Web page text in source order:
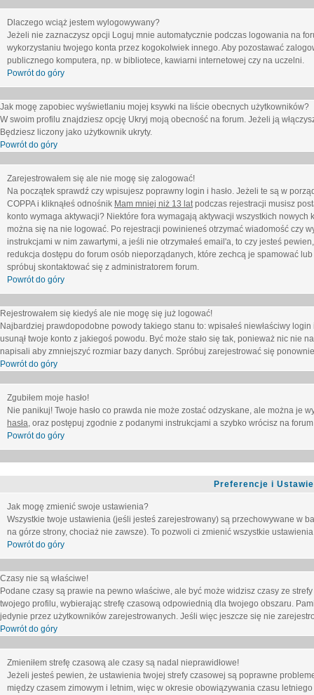
Dlaczego wciąż jestem wylogowywany?
Jeżeli nie zaznaczysz opcji Loguj mnie automatycznie podczas logowania na
wykorzystaniu twojego konta przez kogokolwiek innego. Aby pozostawać
publicznego komputera, np. w bibliotece, kawiarni internetowej czy na uczelni.
Powrót do góry
Jak mogę zapobiec wyświetlaniu mojej ksywki na liście obecnych użytkowników?
W swoim profilu znajdziesz opcję Ukryj moją obecność na forum. Jeżeli ją
Będziesz liczony jako użytkownik ukryty.
Powrót do góry
Zarejestrowałem się ale nie mogę się zalogować!
Na początek sprawdź czy wpisujesz poprawny login i hasło. Jeżeli te są w
COPPA i kliknąłeś odnośnik Mam mniej niż 13 latpodczas rejestracji musisz
konto wymaga aktywacji? Niektóre fora wymagają aktywacji wszystkich
można się na nie logować. Po rejestracji powinieneś otrzymać wiadomość czy
instrukcjami w nim zawartymi, a jeśli nie otrzymałeś email'a, to czy jesteś
redukcja dostępu do forum osób nieporządanych, które zechcą je spamować
spróbuj skontaktować się z administratorem forum.
Powrót do góry
Rejestrowałem się kiedyś ale nie mogę się już logować!
Najbardziej prawdopodobne powody takiego stanu to: wpisałeś niewłaściwy
usunął twoje konto z jakiegoś powodu. Być może stało się tak, ponieważ nic nie
napisali aby zmniejszyć rozmiar bazy danych. Spróbuj zarejestrować się
Powrót do góry
Zgubiłem moje hasło!
Nie panikuj! Twoje hasło co prawda nie może zostać odzyskane, ale można je
hasła, oraz postępuj zgodnie z podanymi instrukcjami a szybko wrócisz na forum
Powrót do góry
Preferencje i
Jak mogę zmienić swoje ustawienia?
Wszystkie twoje ustawienia (jeśli jesteś zarejestrowany) są przechowywane w
na górze strony, chociaż nie zawsze). To pozwoli ci zmienić wszystkie
Powrót do góry
Czasy nie są właściwe!
Podane czasy są prawie na pewno właściwe, ale być może widzisz czasy ze
twojego profilu, wybierając strefę czasową odpowiednią dla twojego obszaru.
jedynie przez użytkowników zarejestrowanych. Jeśli więc jeszcze się nie
Powrót do góry
Zmieniłem strefę czasową ale czasy są nadal nieprawidłowe!
Jeżeli jesteś pewien, że ustawienia twojej strefy czasowej są poprawne
między czasem zimowym i letnim, więc w okresie obowiązywania czasu